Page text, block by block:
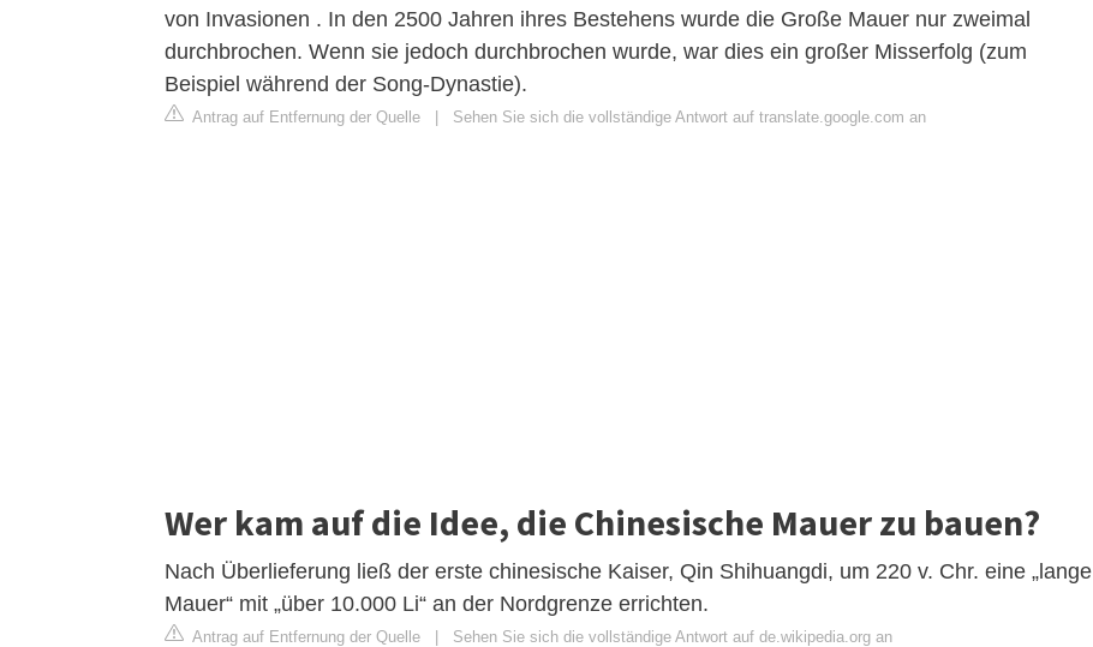
von Invasionen . In den 2500 Jahren ihres Bestehens wurde die Große Mauer nur zweimal
durchbrochen. Wenn sie jedoch durchbrochen wurde, war dies ein großer Misserfolg (zum
Beispiel während der Song-Dynastie).
Antrag auf Entfernung der Quelle Sehen Sie sich die vollständige Antwort auf translate.google.com an
Wer kam auf die Idee, die Chinesische Mauer zu bauen?
Nach Überlieferung ließ der erste chinesische Kaiser, Qin Shihuangdi, um 220 v. Chr. eine „lange
Mauer“ mit „über 10.000 Li“ an der Nordgrenze errichten.
Antrag auf Entfernung der Quelle Sehen Sie sich die vollständige Antwort auf de.wikipedia.org an